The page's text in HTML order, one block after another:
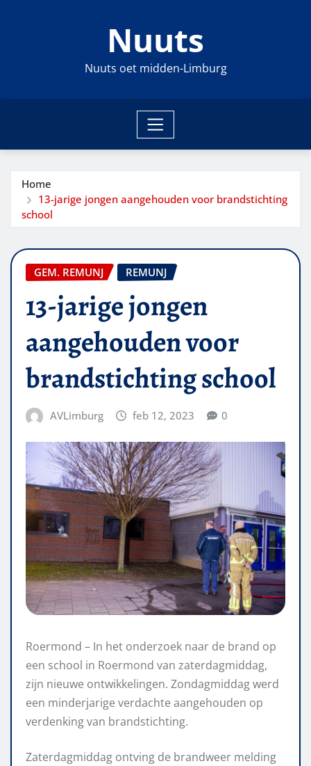
Nuuts
Nuuts oet midden-Limburg
Home
13-jarige jongen aangehouden voor brandstichting
school
GEM. REMUNJ REMUNJ
13-jarige jongen
aangehouden voor
brandstichting school
AVLimburg feb 12, 2023 0
Roermond – In het onderzoek naar de brand op
een school in Roermond van zaterdagmiddag,
zijn nieuwe ontwikkelingen. Zondagmiddag werd
een minderjarige verdachte aangehouden op
verdenking van brandstichting.
Zaterdagmiddag ontving de brandweer melding